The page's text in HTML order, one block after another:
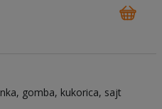
gomba kukorica sajt